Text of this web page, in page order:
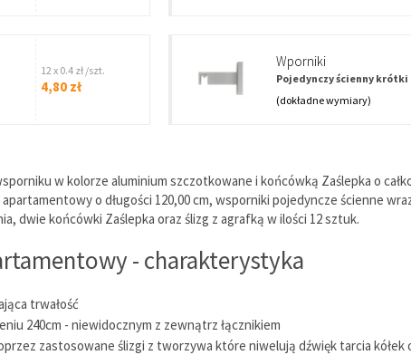
12 x 0.4 zł /szt.
4,80 zł
wporniki
Pojedynczy ścienny krótki
(dokładne wymiary)
w kolorze aluminium szczotkowane i końcówką Zaślepka o
o długości 120,00 cm, wsporniki pojedyncze ścienne
dwie końcówki Zaślepka oraz ślizg z agrafką w ilości 12 sztuk.
- charakterystyka
trwałość
240cm - niewidocznym z zewnątrz łącznikiem
zastosowane ślizgi z tworzywa które niwelują dźwięk tarcia kółek